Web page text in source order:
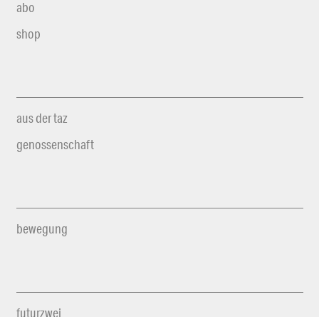
abo
shop
aus der taz
genossenschaft
bewegung
futurzwei